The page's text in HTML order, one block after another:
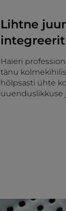
Lihtne
Haieri
tänu
hõlpsasti ühte
uuenduslikkuse